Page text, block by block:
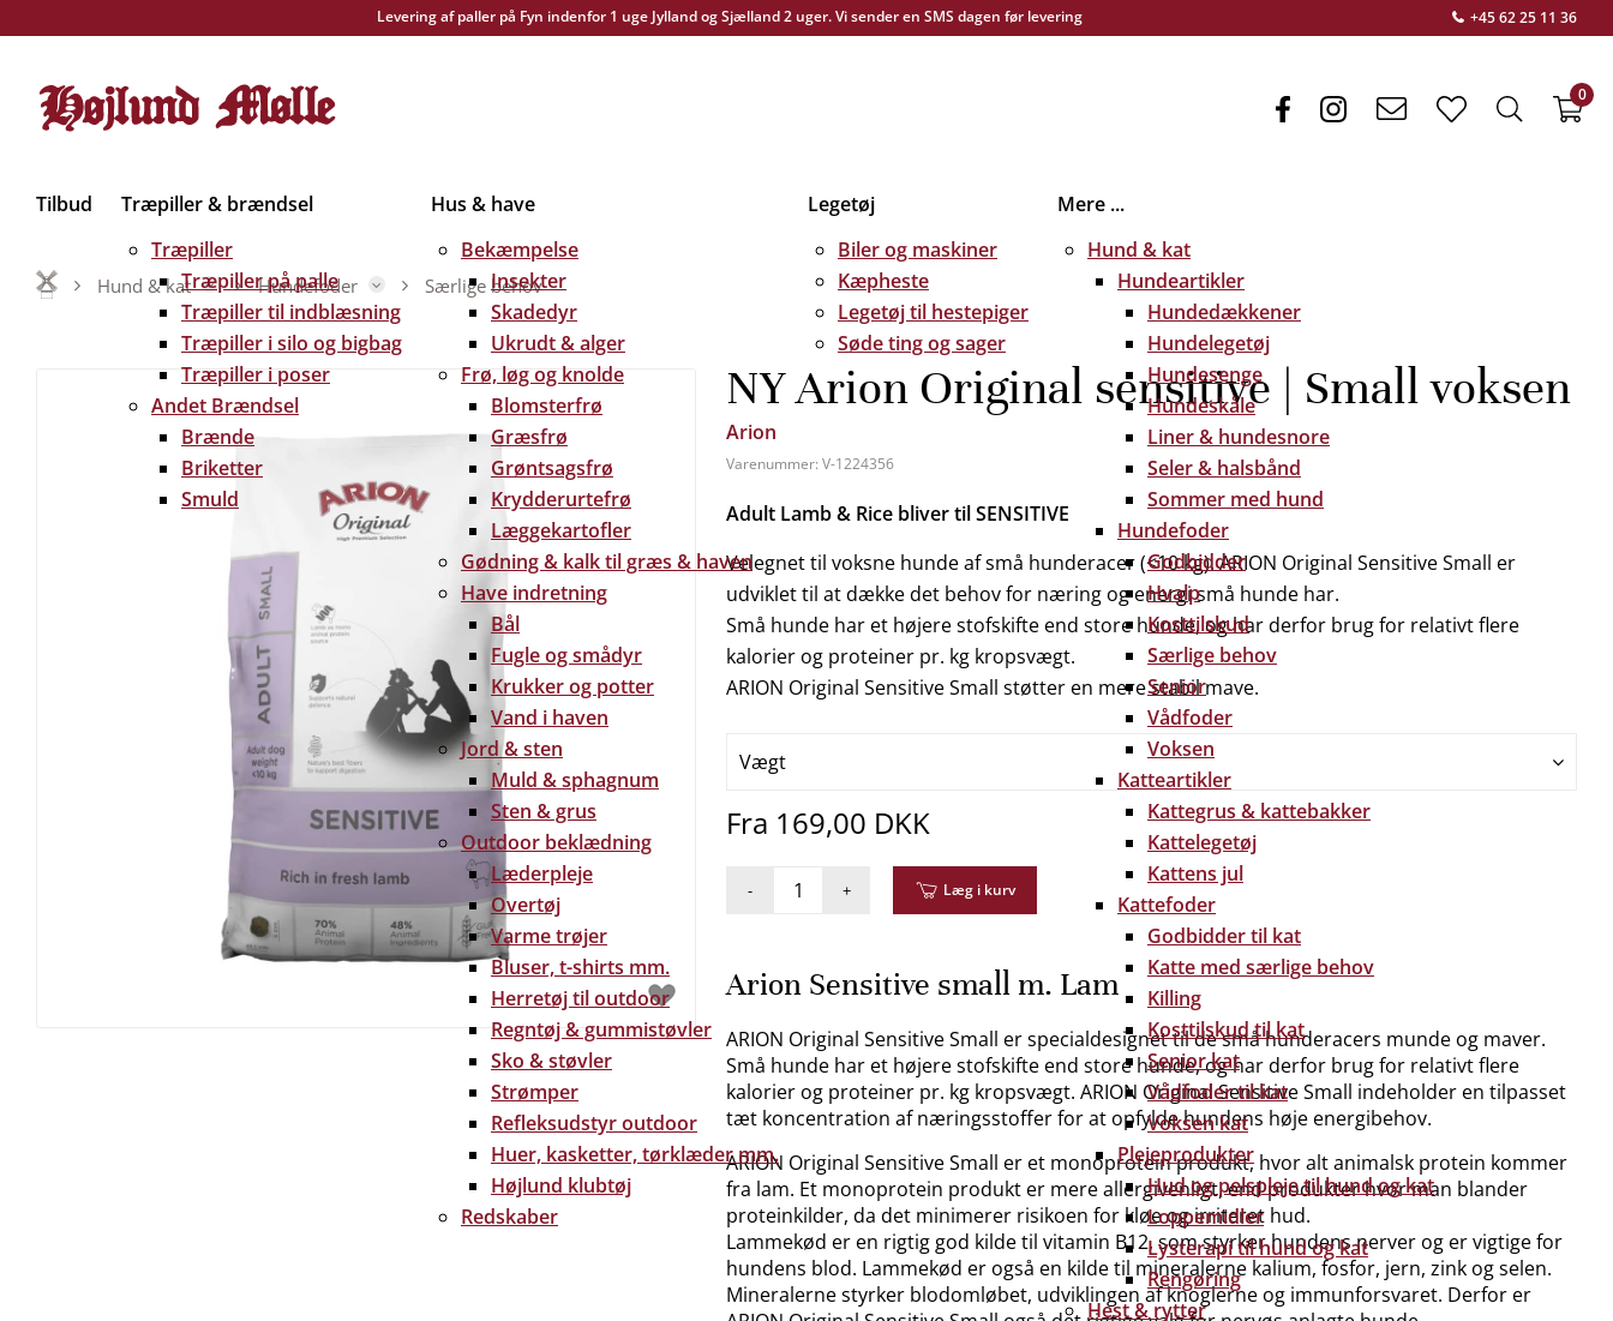
Levering af paller på Fyn indenfor 1 uge Jylland og Sjælland 2 uger. Vi sender en SMS dagen før levering +45 62 25 11 36
Tilbud
Træpiller & brændsel
Træpiller
Træpiller på palle
Træpiller til indblæsning
Træpiller i silo og bigbag
Træpiller i poser
Andet Brændsel
Brænde
Briketter
Smuld
Hus & have
Bekæmpelse
Insekter
Skadedyr
Ukrudt & alger
Frø, løg og knolde
Blomsterfrø
Græsfrø
Grøntsagsfrø
Krydderurtefrø
Læggekartofler
Gødning & kalk til græs & haven
Have indretning
Bål
Fugle og smådyr
Krukker og potter
Vand i haven
Jord & sten
Muld & sphagnum
Sten & grus
Outdoor beklædning
Læderpleje
Overtøj
Varme trøjer
Bluser, t-shirts mm.
Herretøj til outdoor
Regntøj & gummistøvler
Sko & støvler
Strømper
Refleksudstyr outdoor
Huer, kasketter, tørklæder mm.
Højlund klubtøj
Redskaber
Legetøj
Biler og maskiner
Kæpheste
Legetøj til hestepiger
Søde ting og sager
Mere ...
Hund & kat
Hundeartikler
Hundedækkener
Hundelegetøj
Hundesenge
Hundeskåle
Liner & hundesnore
Seler & halsbånd
Sommer med hund
Hundefoder
Godbidder
Hvalp
Kosttilskud
Særlige behov
Senior
Vådfoder
Voksen
Katteartikler
Kattegrus & kattebakker
Kattelegetøj
Kattens jul
Kattefoder
Godbidder til kat
Katte med særlige behov
Killing
Kosttilskud til kat
Senior kat
Vådfoder til kat
Voksen kat
Plejeprodukter
Hud og pelspleje til hund og kat
Loppemidler
Lysterapi til hund og kat
Rengøring
Hest & rytter
facebookinstagramenvelopeheart
search0
Hund & kat Hundefoder Særlige behov
NY Arion Original sensitive | Small voksen
Arion
Varenummer: V-1224356
Adult Lamb & Rice bliver til SENSITIVE
Velegnet til voksne hunde af små hunderacer (<10 kg). ARION Original Sensitive Small er
udviklet til at dække det behov for næring og energi små hunde har.
Små hunde har et højere stofskifte end store hunde, og har derfor brug for relativt flere
kalorier og proteiner pr. kg kropsvægt.
ARION Original Sensitive Small støtter en mere stabil mave.
Vægt
Fra 169,00 DKK
- + Læg i kurv
Arion Sensitive small m. Lam
ARION Original Sensitive Small er specialdesignet til de små hunderacers munde og maver.
Små hunde har et højere stofskifte end store hunde, og har derfor brug for relativt flere
kalorier og proteiner pr. kg kropsvægt. ARION Original Sensitive Small indeholder en tilpasset
tæt koncentration af næringsstoffer for at opfylde hundens høje energibehov.
ARION Original Sensitive Small er et monoprotein produkt, hvor alt animalsk protein kommer
fra lam. Et monoprotein produkt er mere allergivenligt, end produkter hvor man blander
proteinkilder, da det minimerer risikoen for kløe og irriteret hud.
Lammekød er en rigtig god kilde til vitamin B12, som styrker hundens nerver og er vigtige for
hundens blod. Lammekød er også en kilde til mineralerne kalium, fosfor, jern, zink og selen.
Mineralerne styrker blodomløbet, udviklingen af knoglerne og immunforsvaret. Derfor er